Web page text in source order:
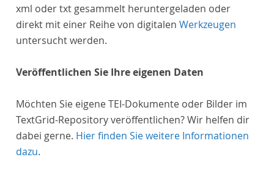
xml oder txt gesammelt heruntergeladen oder
direkt mit einer Reihe von digitalen Werkzeugen
untersucht werden.
Veröffentlichen Sie Ihre eigenen Daten
Möchten Sie eigene TEI-Dokumente oder Bilder im
TextGrid-Repository veröffentlichen? Wir helfen dir
dabei gerne. Hier finden Sie weitere Informationen
dazu.